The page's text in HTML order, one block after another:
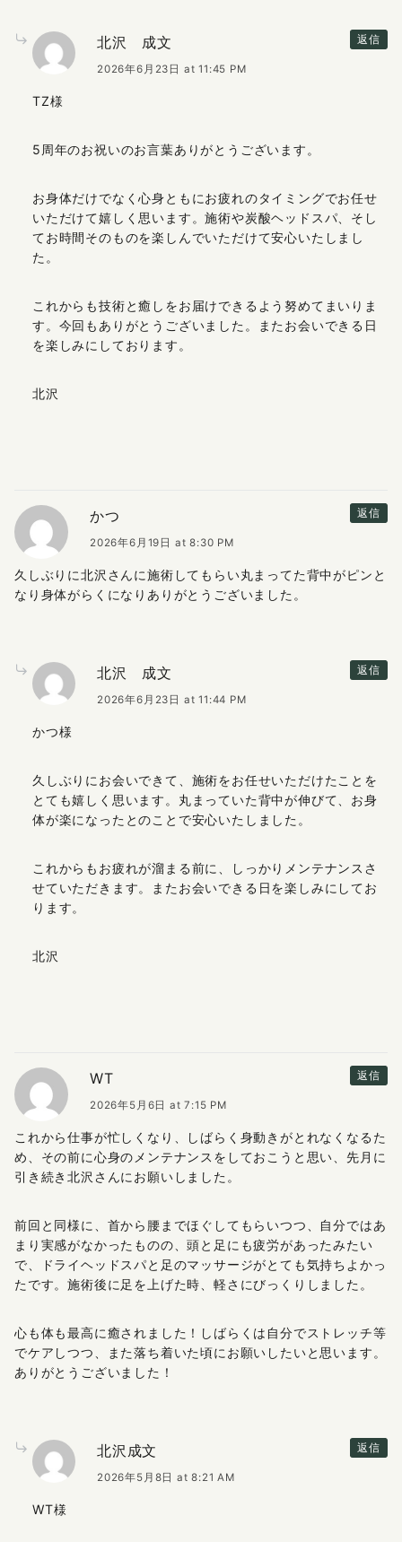
返信
北沢 成文
2026年6月23日 at 11:45 PM
TZ様
5周年のお祝いのお言葉ありがとうございます。
お身体だけでなく心身ともにお疲れのタイミングでお任せ
いただけて嬉しく思います。施術や炭酸ヘッドスパ、そし
てお時間そのものを楽しんでいただけて安心いたしまし
た。
これからも技術と癒しをお届けできるよう努めてまいりま
す。今回もありがとうございました。またお会いできる日
を楽しみにしております。
北沢
返信
かつ
2026年6月19日 at 8:30 PM
久しぶりに北沢さんに施術してもらい丸まってた背中がピンと
なり身体がらくになりありがとうございました。
返信
北沢 成文
2026年6月23日 at 11:44 PM
かつ様
久しぶりにお会いできて、施術をお任せいただけたことを
とても嬉しく思います。丸まっていた背中が伸びて、お身
体が楽になったとのことで安心いたしました。
これからもお疲れが溜まる前に、しっかりメンテナンスさ
せていただきます。またお会いできる日を楽しみにしてお
ります。
北沢
返信
WT
2026年5月6日 at 7:15 PM
これから仕事が忙しくなり、しばらく身動きがとれなくなるた
め、その前に心身のメンテナンスをしておこうと思い、先月に
引き続き北沢さんにお願いしました。
前回と同様に、首から腰までほぐしてもらいつつ、自分ではあ
まり実感がなかったものの、頭と足にも疲労があったみたい
で、ドライヘッドスパと足のマッサージがとても気持ちよかっ
たです。施術後に足を上げた時、軽さにびっくりしました。
心も体も最高に癒されました！しばらくは自分でストレッチ等
でケアしつつ、また落ち着いた頃にお願いしたいと思います。
ありがとうございました！
返信
北沢成文
2026年5月8日 at 8:21 AM
WT様